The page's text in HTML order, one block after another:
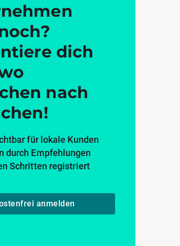
dich
nach
für lokale Kunden
durch Empfehlungen
Schritten registriert
anmelden